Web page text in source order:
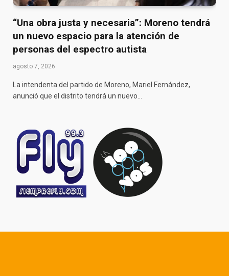
“Una obra justa y necesaria”: Moreno tendrá
un nuevo espacio para la atención de
personas del espectro autista
agosto 7, 2026
La intendenta del partido de Moreno, Mariel Fernández,
anunció que el distrito tendrá un nuevo…